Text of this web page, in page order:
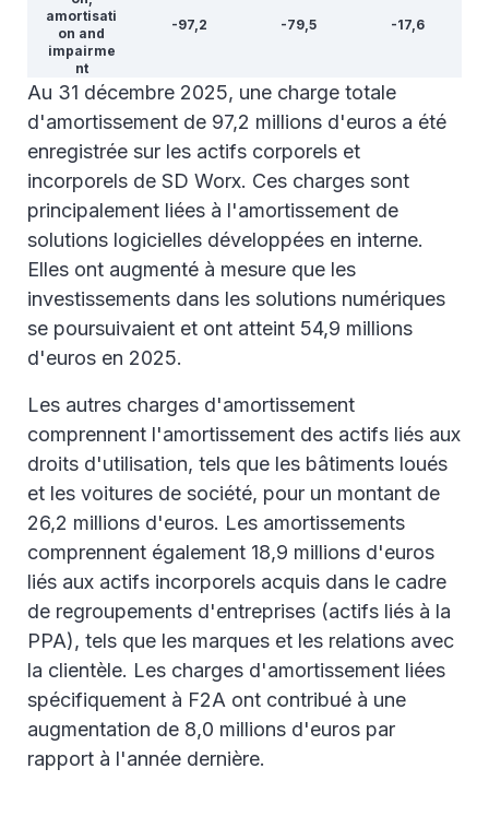
amortisati
on and
impairme
nt
-97,2 -79,5 -17,6
Au 31 décembre 2025, une charge totale
d'amortissement de 97,2 millions d'euros a été
enregistrée sur les actifs corporels et
incorporels de SD Worx. Ces charges sont
principalement liées à l'amortissement de
solutions logicielles développées en interne.
Elles ont augmenté à mesure que les
investissements dans les solutions numériques
se poursuivaient et ont atteint 54,9 millions
d'euros en 2025.
Les autres charges d'amortissement
comprennent l'amortissement des actifs liés aux
droits d'utilisation, tels que les bâtiments loués
et les voitures de société, pour un montant de
26,2 millions d'euros. Les amortissements
comprennent également 18,9 millions d'euros
liés aux actifs incorporels acquis dans le cadre
de regroupements d'entreprises (actifs liés à la
PPA), tels que les marques et les relations avec
la clientèle. Les charges d'amortissement liées
spécifiquement à F2A ont contribué à une
augmentation de 8,0 millions d'euros par
rapport à l'année dernière.